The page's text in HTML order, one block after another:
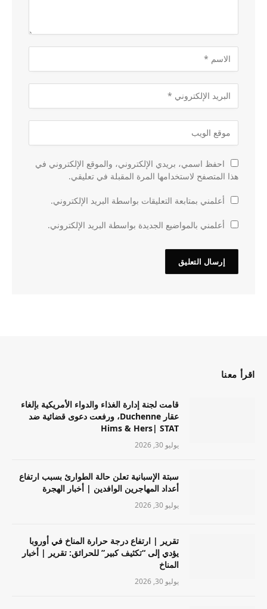
احفظ اسمي، بريدي الإلكتروني، والموقع الإلكتروني في
هذا المتصفح لاستخدامها المرة المقبلة في تعليقي.
أعلمني بمتابعة التعليقات بواسطة البريد الإلكتروني.
أعلمني بالمواضيع الجديدة بواسطة البريد الإلكتروني.
اقرأ معنا
قامت لجنة إدارة الغذاء والدواء الأمريكية بإلغاء
عقار Duchenne، ورفعت دعوى قضائية ضد
Hims & Hers| STAT
يوليو 30, 2026
سبتة الإسبانية تعلن حالة الطوارئ بسبب ارتفاع
أعداد المهاجرين الوافدين | أخبار الهجرة
يوليو 30, 2026
تقرير | ارتفاع درجة حرارة المناخ في أوروبا
يؤدي إلى “تكثيف كبير” للحرائق: تقرير | أخبار
المناخ
يوليو 30, 2026